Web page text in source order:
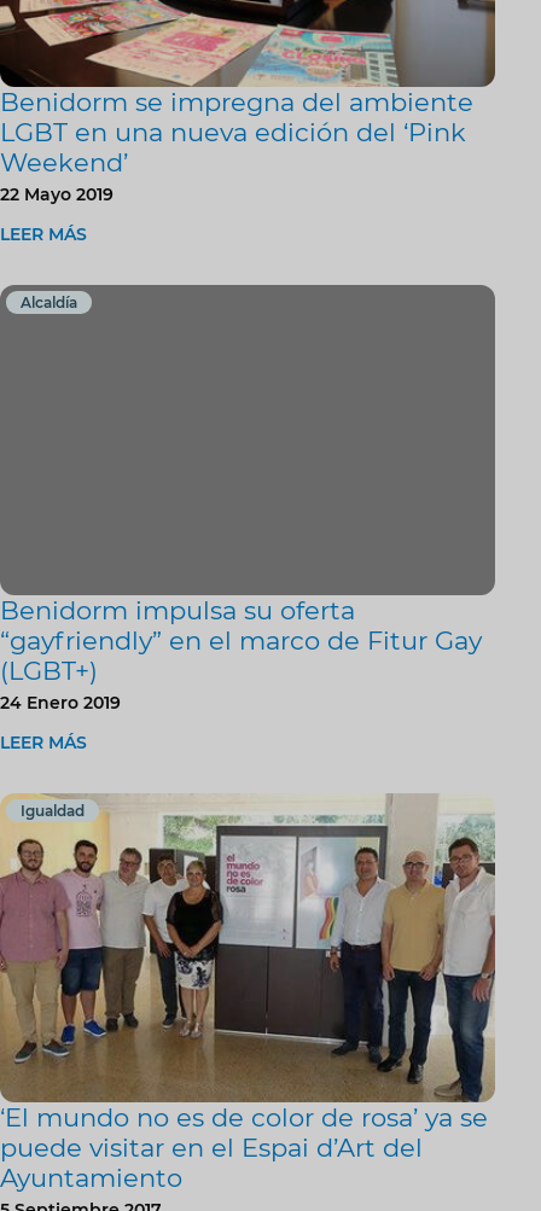
Benidorm se impregna del ambiente
LGBT en una nueva edición del ‘Pink
Weekend’
22 Mayo 2019
LEER MÁS
Alcaldía
Benidorm impulsa su oferta
“gayfriendly” en el marco de Fitur Gay
(LGBT+)
24 Enero 2019
LEER MÁS
Igualdad
‘El mundo no es de color de rosa’ ya se
puede visitar en el Espai d’Art del
Ayuntamiento